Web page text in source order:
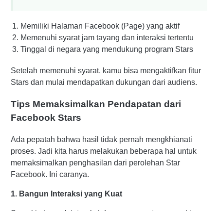
Memiliki Halaman Facebook (Page) yang aktif
Memenuhi syarat jam tayang dan interaksi tertentu
Tinggal di negara yang mendukung program Stars
Setelah memenuhi syarat, kamu bisa mengaktifkan fitur
Stars dan mulai mendapatkan dukungan dari audiens.
Tips Memaksimalkan Pendapatan dari
Facebook Stars
Ada pepatah bahwa hasil tidak pernah mengkhianati
proses. Jadi kita harus melakukan beberapa hal untuk
memaksimalkan penghasilan dari perolehan Star
Facebook. Ini caranya.
1. Bangun Interaksi yang Kuat